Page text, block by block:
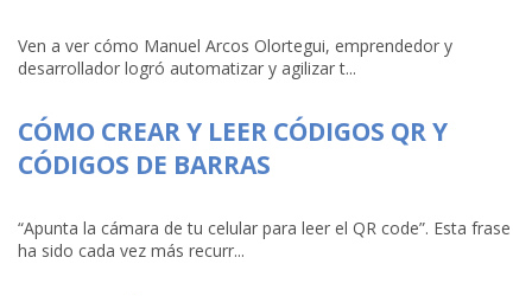
Ven a ver cómo Manuel Arcos Olortegui, emprendedor y
desarrollador logró automatizar y agilizar t...
CÓMO CREAR Y LEER CÓDIGOS QR Y
CÓDIGOS DE BARRAS
“Apunta la cámara de tu celular para leer el QR code”. Esta frase
ha sido cada vez más recurr...